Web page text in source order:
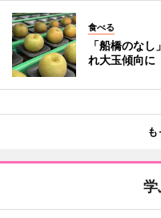
食べる
「船橋のな
れ大玉傾向に
も
学